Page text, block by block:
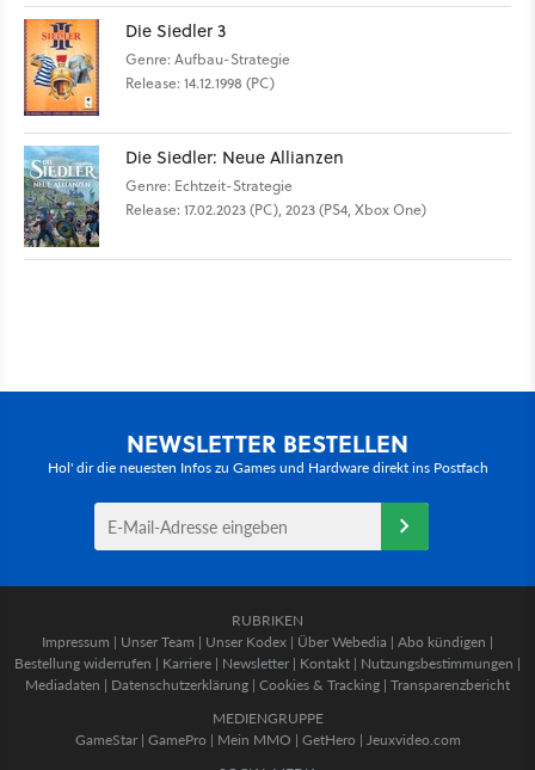
Die Siedler 3
Genre: Aufbau-Strategie
Release: 14.12.1998 (PC)
Die Siedler: Neue Allianzen
Genre: Echtzeit-Strategie
Release: 17.02.2023 (PC), 2023 (PS4, Xbox One)
NEWSLETTER BESTELLEN
Hol' dir die neuesten Infos zu Games und Hardware direkt ins Postfach
RUBRIKEN
Impressum | Unser Team | Unser Kodex | Über Webedia | Abo kündigen |
Bestellung widerrufen | Karriere | Newsletter | Kontakt | Nutzungsbestimmungen |
Mediadaten | Datenschutzerklärung | Cookies & Tracking | Transparenzbericht
MEDIENGRUPPE
GameStar| GamePro | Mein MMO | GetHero | Jeuxvideo.com